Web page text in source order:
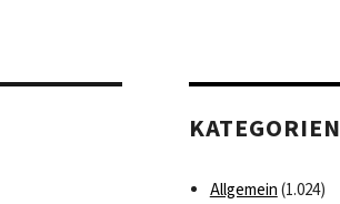
KATEGORIEN
Allgemein (1.024)